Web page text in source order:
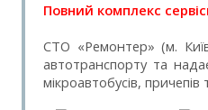
Повний комплекс
СТО «Ремонтер» (м.
автотранспорту та
мікроавтобусів, причепів